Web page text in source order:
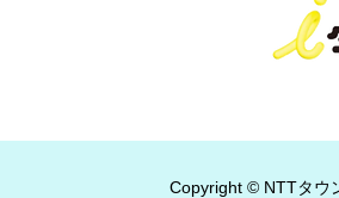
Copyright © NTTタウ